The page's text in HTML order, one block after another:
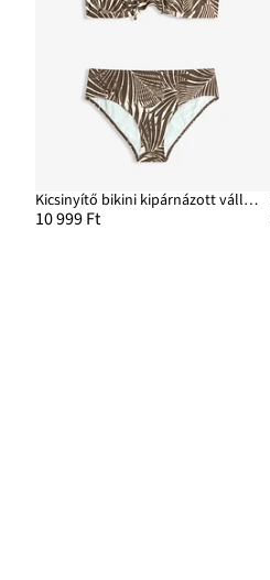
Kicsinyítő bikini kipárnázott vállpántokkal (2-részes szett)
10 999 Ft